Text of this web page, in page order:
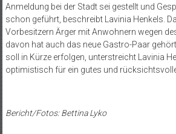
Anmeldung bei der Stadt sei gestellt und
schon geführt, beschreibt Lavinia Henkels.
Vorbesitzern Ärger mit Anwohnern wegen
davon hat auch das neue Gastro-Paar
soll in Kürze erfolgen, unterstreicht Lavinia
optimistisch für ein gutes und
Bericht/Fotos: Bettina Lyko